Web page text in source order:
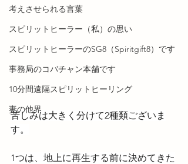
考えさせられる言葉
スピリットヒーラー（私）の思い
スピリットヒーラーのSG8（Spiritgift8）です
事務局のコバチャン本舗です
10分間遠隔スピリットヒーリング
妻の他界
苦しみは大きく分けて2種類ございま
す。
1つは、地上に再生する前に決めてきた